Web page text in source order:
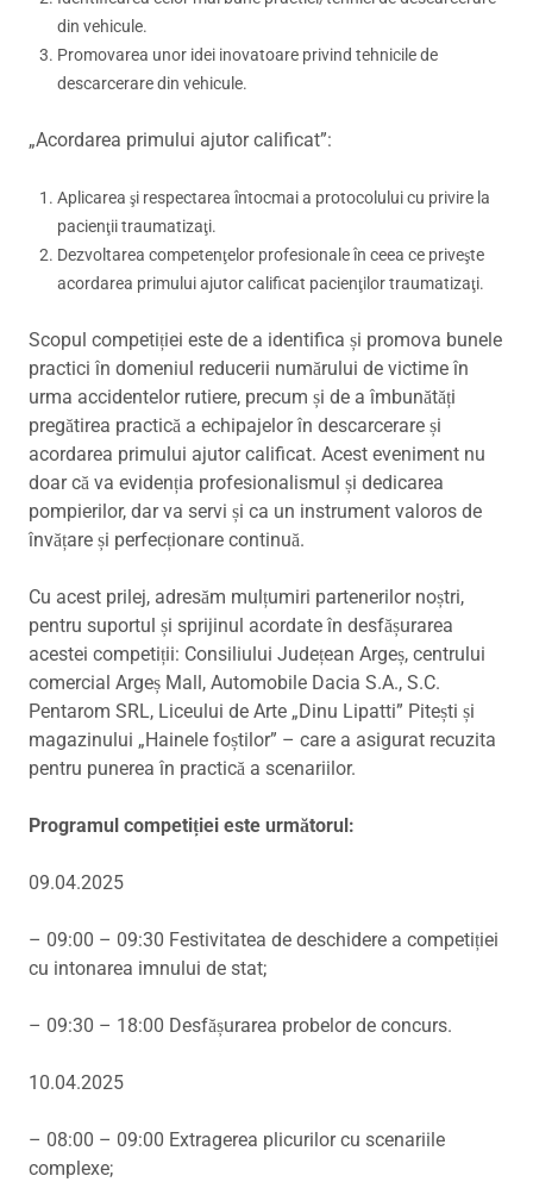
din vehicule.
Promovarea unor idei inovatoare privind tehnicile de
descarcerare din vehicule.
„Acordarea primului ajutor calificat”:
Aplicarea şi respectarea întocmai a protocolului cu privire la
pacienţii traumatizaţi.
Dezvoltarea competenţelor profesionale în ceea ce priveşte
acordarea primului ajutor calificat pacienţilor traumatizaţi.
Scopul competiției este de a identifica și promova bunele
practici în domeniul reducerii numărului de victime în
urma accidentelor rutiere, precum și de a îmbunătăți
pregătirea practică a echipajelor în descarcerare și
acordarea primului ajutor calificat. Acest eveniment nu
doar că va evidenția profesionalismul și dedicarea
pompierilor, dar va servi și ca un instrument valoros de
învățare și perfecționare continuă.
Cu acest prilej, adresăm mulțumiri partenerilor noștri,
pentru suportul și sprijinul acordate în desfășurarea
acestei competiții: Consiliului Județean Argeș, centrului
comercial Argeș Mall, Automobile Dacia S.A., S.C.
Pentarom SRL, Liceului de Arte „Dinu Lipatti” Pitești și
magazinului „Hainele foștilor” – care a asigurat recuzita
pentru punerea în practică a scenariilor.
Programul competiției este următorul:
09.04.2025
– 09:00 – 09:30 Festivitatea de deschidere a competiției
cu intonarea imnului de stat;
– 09:30 – 18:00 Desfășurarea probelor de concurs.
10.04.2025
– 08:00 – 09:00 Extragerea plicurilor cu scenariile
complexe;